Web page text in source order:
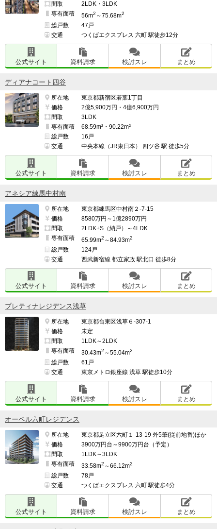
間取
2LDK・3LDK
専有面積
56m2 ～75.68m2
総戸数
47戸
交通
つくばエクスプレス 六町 駅徒歩12分
公式サイト 資料請求 検討スレ まとめ
ディアナコート四谷
所在地
東京都新宿区若葉1丁目
価格
2億5,900万円・4億6,900万円
間取
3LDK
専有面積
68.59m²・90.22m²
総戸数
16戸
交通
中央本線（JR東日本） 四ツ谷 駅 徒歩5分
公式サイト 資料請求 検討スレ まとめ
アネシア練馬中村南
所在地
東京都練馬区中村南２-7-15
価格
8580万円～1億2890万円
間取
2LDK+S（納戸）～4LDK
専有面積
65.99m2 ～84.93m2
総戸数
124戸
交通
西武新宿線 都立家政 駅北口 徒歩8分
公式サイト 資料請求 検討スレ まとめ
プレティナレジデンス浅草
所在地
東京都台東区浅草６-307-1
価格
未定
間取
1LDK～2LDK
専有面積
30.43m2 ～55.04m2
総戸数
61戸
交通
東京メトロ銀座線 浅草 駅徒歩10分
公式サイト 資料請求 検討スレ まとめ
オーベル六町レジデンス
所在地
東京都足立区六町１-13-19 外5筆(従前地番)ほか
価格
3900万円台～9900万円台（予定）
間取
1LDK～3LDK
専有面積
33.58m2 ～66.12m2
総戸数
78戸
交通
つくばエクスプレス 六町 駅徒歩4分
公式サイト 資料請求 検討スレ まとめ